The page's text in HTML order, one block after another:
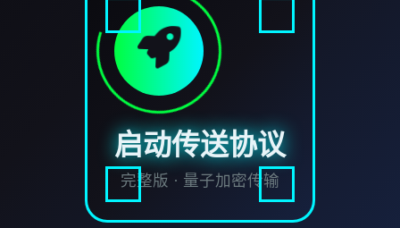
启动传送协议
完整版 · 量子加密传输